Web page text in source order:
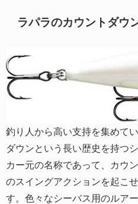
ラパラのカウントダウ
釣り人から高い支持を集めて
ダウンという長い歴史を持つ
カー元の名称であって、カウ
のスイングアクションを起こ
す。色々なシーバス用のルア